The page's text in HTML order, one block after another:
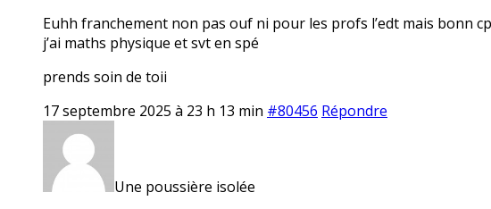
Euhh franchement non pas ouf ni pour les profs l’edt mais bonn
j’ai maths physique et svt en spé
prends soin de toii
17 septembre 2025 à 23 h 13 min #80456 Répondre
Une poussière isolée